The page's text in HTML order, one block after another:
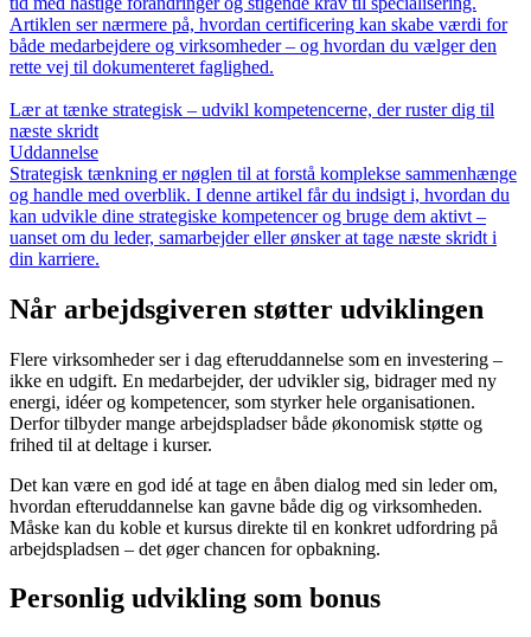
Artiklen ser nærmere på, hvordan certificering kan skabe værdi for
både medarbejdere og virksomheder – og hvordan du vælger den
rette vej til dokumenteret faglighed.
Lær at tænke strategisk – udvikl kompetencerne, der ruster dig til
næste skridt
Uddannelse
Strategisk tænkning er nøglen til at forstå komplekse sammenhænge
og handle med overblik. I denne artikel får du indsigt i, hvordan du
kan udvikle dine strategiske kompetencer og bruge dem aktivt –
uanset om du leder, samarbejder eller ønsker at tage næste skridt i
din karriere.
Når arbejdsgiveren støtter udviklingen
Flere virksomheder ser i dag efteruddannelse som en investering –
ikke en udgift. En medarbejder, der udvikler sig, bidrager med ny
energi, idéer og kompetencer, som styrker hele organisationen.
Derfor tilbyder mange arbejdspladser både økonomisk støtte og
frihed til at deltage i kurser.
Det kan være en god idé at tage en åben dialog med sin leder om,
hvordan efteruddannelse kan gavne både dig og virksomheden.
Måske kan du koble et kursus direkte til en konkret udfordring på
arbejdspladsen – det øger chancen for opbakning.
Personlig udvikling som bonus